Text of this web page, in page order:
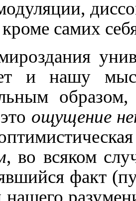
самих
и нашу
ощущение
, во всяком
факт
нашего